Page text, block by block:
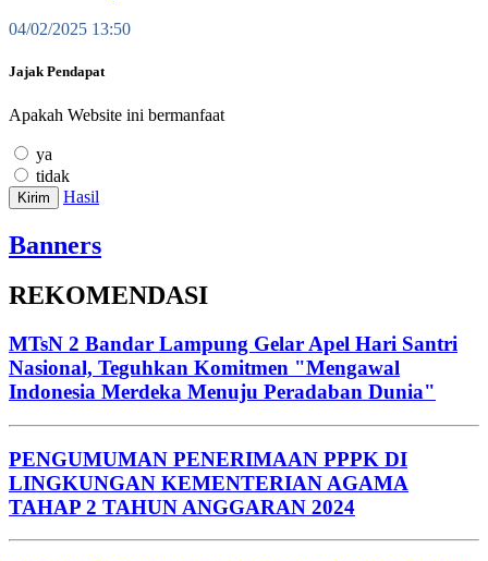
04/02/2025 13:50
Jajak Pendapat
Apakah Website ini bermanfaat
ya
tidak
Kirim Hasil
Banners
REKOMENDASI
MTsN 2 Bandar Lampung Gelar Apel Hari Santri
Nasional, Teguhkan Komitmen "Mengawal
Indonesia Merdeka Menuju Peradaban Dunia"
PENGUMUMAN PENERIMAAN PPPK DI
LINGKUNGAN KEMENTERIAN AGAMA
TAHAP 2 TAHUN ANGGARAN 2024